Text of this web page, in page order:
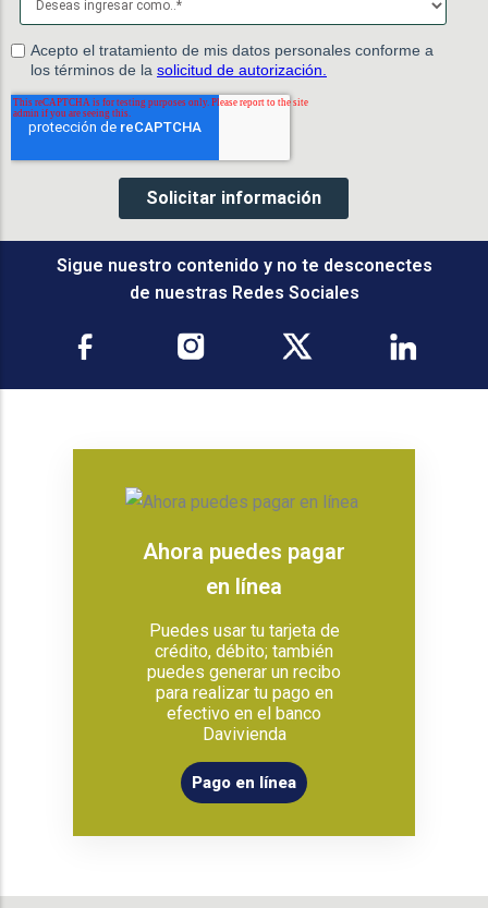
Sigue nuestro contenido y no te desconectes
de nuestras Redes Sociales
Ahora puedes pagar
en línea
Puedes usar tu tarjeta de
crédito, débito; también
puedes generar un recibo
para realizar tu pago en
efectivo en el banco
Davivienda
Pago en línea